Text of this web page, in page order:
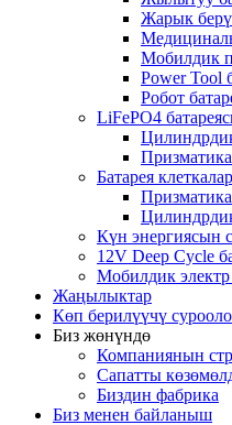
Жарык
Мобилдик
Power Tool
Робот
LiFePO4
Батарея
Күн энергиясын
12V Deep Cycle
Мобилдик
Жаңылыктар
Көп берилүүчү
Биз жөнүндө
Компаниянын
Сапатты
Биздин фабрика
Биз менен байланыш